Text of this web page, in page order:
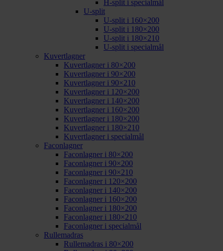
H-split i specialmål
U-split
U-split i 160×200
U-split i 180×200
U-split i 180×210
U-split i specialmål
Kuvertlagner
Kuvertlagner i 80×200
Kuvertlagner i 90×200
Kuvertlagner i 90×210
Kuvertlagner i 120×200
Kuvertlagner i 140×200
Kuvertlagner i 160×200
Kuvertlagner i 180×200
Kuvertlagner i 180×210
Kuvertlagner i specialmål
Faconlagner
Faconlagner i 80×200
Faconlagner i 90×200
Faconlagner i 90×210
Faconlagner i 120×200
Faconlagner i 140×200
Faconlagner i 160×200
Faconlagner i 180×200
Faconlagner i 180×210
Faconlagner i specialmål
Rullemadras
Rullemadras i 80×200